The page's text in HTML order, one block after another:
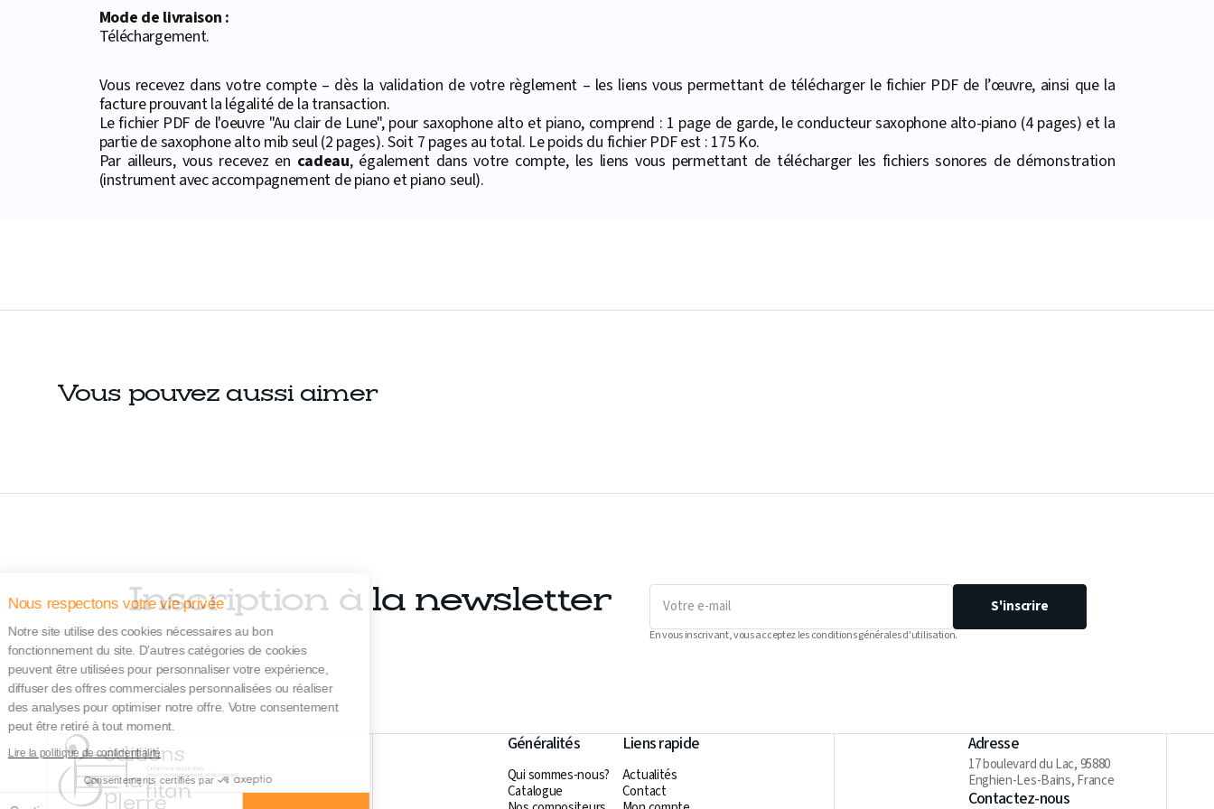
Nous respectons votre vie privée
Notre site utilise des cookies nécessaires au bon
fonctionnement du site. D’autres catégories de cookies
peuvent être utilisées pour personnaliser votre expérience,
diffuser des offres commerciales personnalisées ou réaliser
des analyses pour optimiser notre offre. Votre consentement
peut être retiré à tout moment.
Lire la politique de confidentialité
Consentements certifiés par
Mode de livraison :
Téléchargement.
Vous recevez dans votre compte – dès la validation de votre règlement – les liens vous permettant de télécharger le fichier PDF de l’œuvre, ainsi que la
facture prouvant la légalité de la transaction.
Le fichier PDF de l'oeuvre "Au clair de Lune", pour saxophone alto et piano, comprend : 1 page de garde, le conducteur saxophone alto-piano (4 pages) et la
partie de saxophone alto mib seul (2 pages). Soit 7 pages au total. Le poids du fichier PDF est : 175 Ko.
Par ailleurs, vous recevez en cadeau, également dans votre compte, les liens vous permettant de télécharger les fichiers sonores de démonstration
(instrument avec accompagnement de piano et piano seul).
Vous pouvez aussi aimer
Inscription à la newsletter
Votre
mail
S'inscrire
En vous inscrivant, vous acceptez les conditions générales d'utilisation.
Généralités
Qui sommes-nous?
Catalogue
Liens rapide
Actualités
Contact
Adresse
17 boulevard du Lac, 95880
Enghien-Les-Bains, France
Contactez-nous